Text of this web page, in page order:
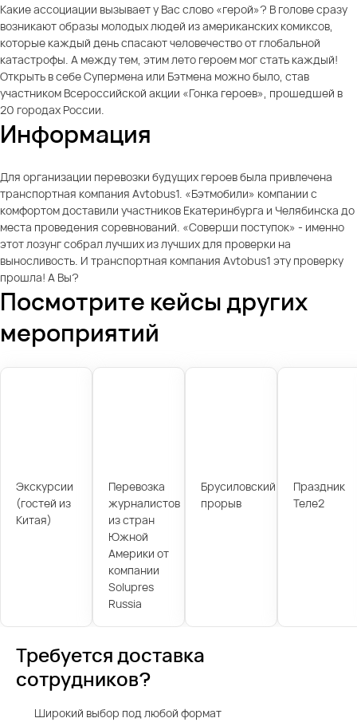
Какие ассоциации вызывает у Вас слово «герой»? В голове сразу
возникают образы молодых людей из американских комиксов,
которые каждый день спасают человечество от глобальной
катастрофы. А между тем, этим лето героем мог стать каждый!
Открыть в себе Супермена или Бэтмена можно было, став
участником Всероссийской акции «Гонка героев», прошедшей в
20 городах России.
Информация
Для организации перевозки будущих героев была привлечена
транспортная компания Avtobus1. «Бэтмобили» компании с
комфортом доставили участников Екатеринбурга и Челябинска до
места проведения соревнований. «Соверши поступок» - именно
этот лозунг собрал лучших из лучших для проверки на
выносливость. И транспортная компания Avtobus1 эту проверку
прошла! А Вы?
Посмотрите кейсы других
мероприятий
Экскурсии
(гостей из
Китая)
Перевозка
журналистов
из стран
Южной
Америки от
компании
Solupres
Russia
Брусиловский
прорыв
Праздник
Теле2
Требуется доставка
сотрудников?
Широкий выбор под любой формат